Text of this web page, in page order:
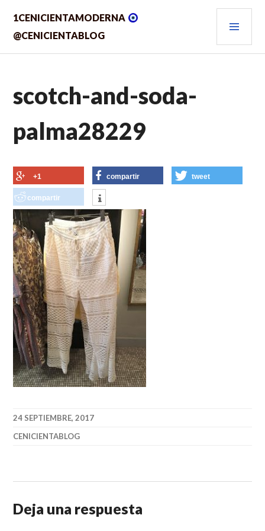
contenido.
1CENICIENTAMODERNA
@CENICIENTABLOG
scotch-and-soda-
palma28229
+1 compartir tweet
compartir
24 SEPTIEMBRE, 2017
CENICIENTABLOG
Deja una respuesta